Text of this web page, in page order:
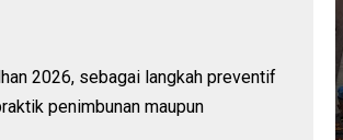
2026, sebagai langkah preventif
penimbunan maupun